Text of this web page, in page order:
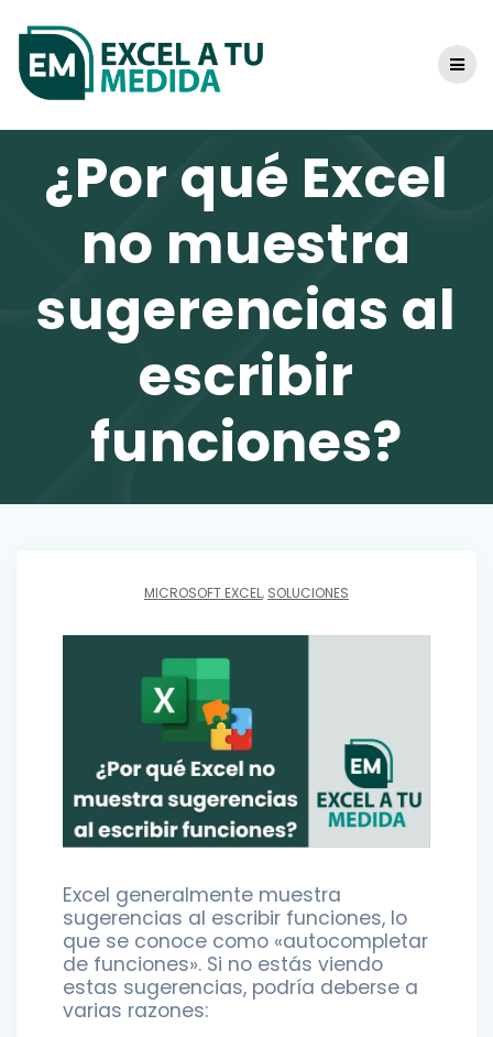
content
¿Por qué Excel
no muestra
sugerencias al
escribir
funciones?
MICROSOFT EXCEL, SOLUCIONES
Excel generalmente muestra
sugerencias al escribir funciones, lo
que se conoce como «autocompletar
de funciones». Si no estás viendo
estas sugerencias, podría deberse a
varias razones: